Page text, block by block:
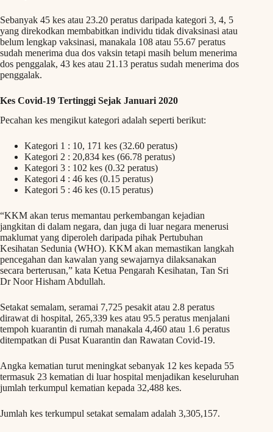
Sebanyak 45 kes atau 23.20 peratus daripada kategori 3, 4, 5
yang direkodkan membabitkan individu tidak divaksinasi atau
belum lengkap vaksinasi, manakala 108 atau 55.67 peratus
sudah menerima dua dos vaksin tetapi masih belum menerima
dos penggalak, 43 kes atau 21.13 peratus sudah menerima dos
penggalak.
Kes Covid-19 Tertinggi Sejak Januari 2020
Pecahan kes mengikut kategori adalah seperti berikut:
Kategori 1 : 10, 171 kes (32.60 peratus)
Kategori 2 : 20,834 kes (66.78 peratus)
Kategori 3 : 102 kes (0.32 peratus)
Kategori 4 : 46 kes (0.15 peratus)
Kategori 5 : 46 kes (0.15 peratus)
“KKM akan terus memantau perkembangan kejadian
jangkitan di dalam negara, dan juga di luar negara menerusi
maklumat yang diperoleh daripada pihak Pertubuhan
Kesihatan Sedunia (WHO). KKM akan memastikan langkah
pencegahan dan kawalan yang sewajarnya dilaksanakan
secara berterusan,” kata Ketua Pengarah Kesihatan, Tan Sri
Dr Noor Hisham Abdullah.
Setakat semalam, seramai 7,725 pesakit atau 2.8 peratus
dirawat di hospital, 265,339 kes atau 95.5 peratus menjalani
tempoh kuarantin di rumah manakala 4,460 atau 1.6 peratus
ditempatkan di Pusat Kuarantin dan Rawatan Covid-19.
Angka kematian turut meningkat sebanyak 12 kes kepada 55
termasuk 23 kematian di luar hospital menjadikan keseluruhan
jumlah terkumpul kematian kepada 32,488 kes.
Jumlah kes terkumpul setakat semalam adalah 3,305,157.